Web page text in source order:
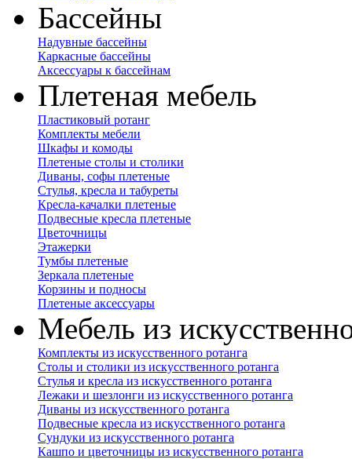
Бассейны
Надувные бассейны
Каркасные бассейны
Аксессуары к бассейнам
Плетеная мебель
Пластиковый ротанг
Комплекты мебели
Шкафы и комоды
Плетеные столы и столики
Диваны, софы плетеные
Стулья, кресла и табуреты
Кресла-качалки плетеные
Подвесные кресла плетеные
Цветочницы
Этажерки
Тумбы плетеные
Зеркала плетеные
Корзины и подносы
Плетеные аксессуары
Мебель из
Комплекты из искусственного ротанга
Столы и столики из искусственного ротанга
Стулья и кресла из искусственного ротанга
Лежаки и шезлонги из искусственного ротанга
Диваны из искусственного ротанга
Подвесные кресла из искусственного ротанга
Сундуки из искусственного ротанга
Кашпо и цветочницы из искусственного ротанга